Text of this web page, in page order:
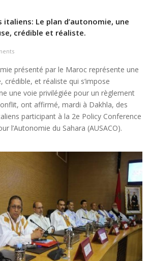
italiens: Le plan d’autonomie, une
crédible et réaliste.
présenté par le Maroc représente une
crédible, et réaliste qui s’impose
une voie privilégiée pour un règlement
ont affirmé, mardi à Dakhla, des
participant à la 2e Policy Conference
l’Autonomie du Sahara (AUSACO).